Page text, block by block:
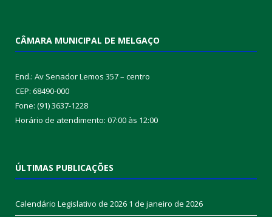
CÂMARA MUNICIPAL DE MELGAÇO
End.: Av Senador Lemos 357 – centro
CEP: 68490-000
Fone: (91) 3637-1228
Horário de atendimento: 07:00 às 12:00
ÚLTIMAS PUBLICAÇÕES
Calendário Legislativo de 2026 1 de janeiro de 2026